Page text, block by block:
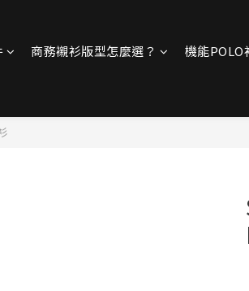
商務襯衫版型怎麼選？ 機能POLO